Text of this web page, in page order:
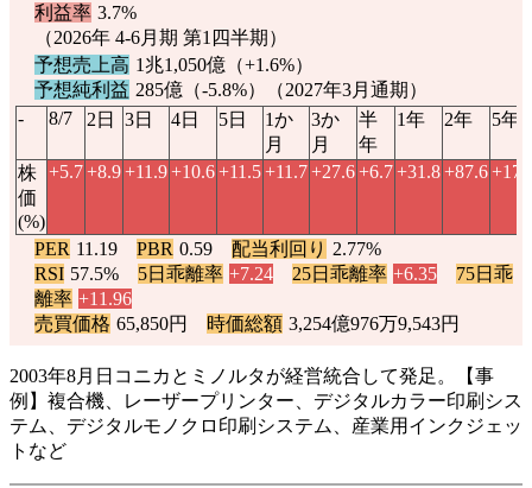
利益率 3.7%
（2026年 4-6月期 第1四半期）
予想売上高 1兆1,050億（+1.6%）
予想純利益 285億（-5.8%）（2027年3月通期）
-
8/7 2日 3日 4日 5日
1か
月
3か
月
半
年
1年 2年 5年
株
価
(%)
+5.7+8.9+11.9+10.6+11.5+11.7+27.6+6.7+31.8+87.6
PER 11.19 PBR 0.59 配当利回り 2.77%
RSI 57.5% 5日乖離率 +7.24 25日乖離率 +6.35
75日乖
離率 +11.96
売買価格 65,850円 時価総額 3,254億976万9,543円
2003年8月日コニカとミノルタが経営統合して発足。【事
例】複合機、レーザープリンター、デジタルカラー印刷シス
テム、デジタルモノクロ印刷システム、産業用インクジェッ
トなど